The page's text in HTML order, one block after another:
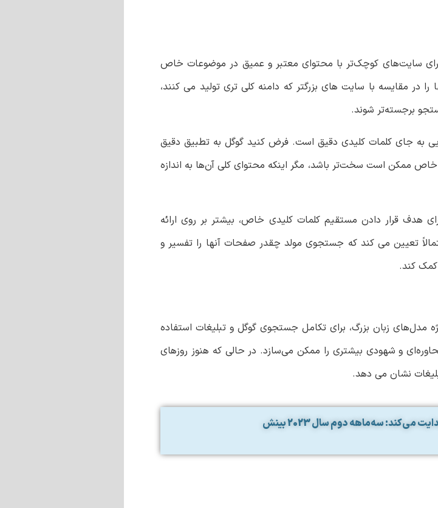
سایت‌های کوچک‌تر با محتوای معتبر و عمیق در موضوعات خاص
در مقایسه با سایت های بزرگتر که دامنه کلی تری تولید می کنند،
برجسته‌تر شوند.
به جای کلمات کلیدی دقیق است. فرض کنید گوگل به تطبیق دقیق
ممکن است سخت‌تر باشد، مگر اینکه محتوای کلی آن‌ها به اندازه
قرار دادن مستقیم کلمات کلیدی خاص، بیشتر بر روی ارائه
تعیین می کند که جستجوی مولد چقدر صفحات آنها را تفسیر و
کند.
زبان بزرگ، برای تکامل جستجوی گوگل و تبلیغات استفاده
و شهودی بیشتری را ممکن می‌سازد. در حالی که هنوز روزهای
نشان می دهد.
سه‌ماهه دوم سال 2023 بینش